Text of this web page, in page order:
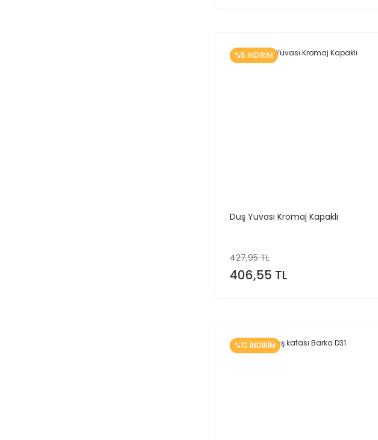
%5 İNDİRİM
Duş Yuvası Kromaj Kapaklı
427,95 TL
406,55 TL
%10 İNDİRİM